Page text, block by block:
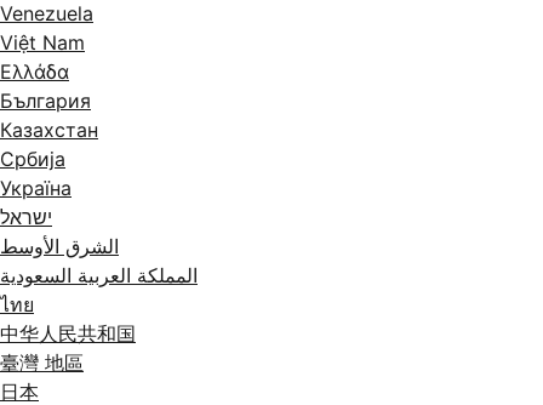
Venezuela
Việt Nam
Ελλάδα
България
Казахстан
Србија
Україна
ישראל
الشرق الأوسط
المملكة العربية السعودية
ไทย
中华人民共和国
臺灣 地區
日本